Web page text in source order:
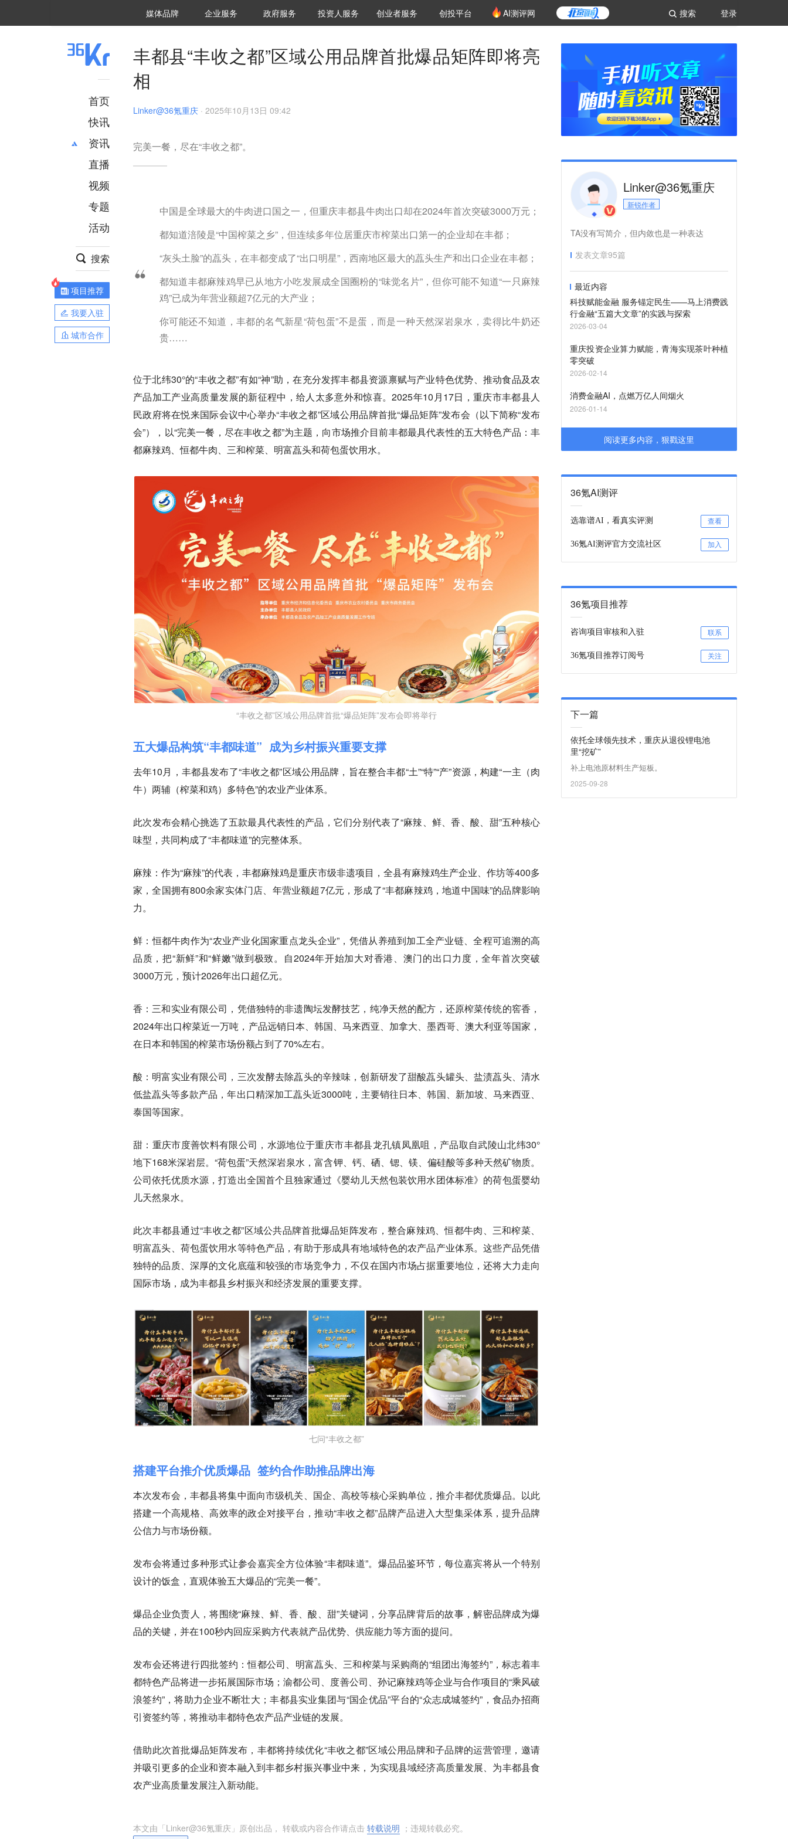
登录
搜索
媒体品牌 36Kr研究院
企业服务 城市之窗
政府服务 VClub投资机构库
投资机构职位推介
投资人服务 创投氪堂
创业者服务 创投平台 AI测评网
首页
快讯
资讯
推荐
财经
项目推荐
安徽
直播
视频
专题
活动
搜索
项目推荐
我要入驻
城市合作
丰都县“丰收之都”区域公用品牌首批爆品矩阵即将亮
相
Linker@36氪重庆 · 2025年10月13日 09:42
完美一餐，尽在“丰收之都”。
中国是全球最大的牛肉进口国之一，但重庆丰都县牛肉出口却在2024年首次突破3000万元；
都知道涪陵是“中国榨菜之乡”，但连续多年位居重庆市榨菜出口第一的企业却在丰都；
“灰头土脸”的藠头，在丰都变成了“出口明星”，西南地区最大的藠头生产和出口企业在丰都；
都知道丰都麻辣鸡早已从地方小吃发展成全国圈粉的“味觉名片”，但你可能不知道“一只麻辣
鸡”已成为年营业额超7亿元的大产业；
你可能还不知道，丰都的名气新星“荷包蛋”不是蛋，而是一种天然深岩泉水，卖得比牛奶还
贵……
位于北纬30°的“丰收之都”有如“神”助，在充分发挥丰都县资源禀赋与产业特色优势、推动食品及农
产品加工产业高质量发展的新征程中，给人太多意外和惊喜。2025年10月17日，重庆市丰都县人
民政府将在悦来国际会议中心举办“丰收之都”区域公用品牌首批“爆品矩阵”发布会（以下简称“发布
会”），以“完美一餐，尽在丰收之都”为主题，向市场推介目前丰都最具代表性的五大特色产品：丰
都麻辣鸡、恒都牛肉、三和榨菜、明富藠头和荷包蛋饮用水。
“丰收之都”区域公用品牌首批“爆品矩阵”发布会即将举行
五大爆品构筑“丰都味道” 成为乡村振兴重要支撑
去年10月，丰都县发布了“丰收之都”区域公用品牌，旨在整合丰都“土”“特”“产”资源，构建“一主（肉
牛）两辅（榨菜和鸡）多特色”的农业产业体系。
此次发布会精心挑选了五款最具代表性的产品，它们分别代表了“麻辣、鲜、香、酸、甜”五种核心
味型，共同构成了“丰都味道”的完整体系。​
麻辣：作为“麻辣”的代表，丰都麻辣鸡是重庆市级非遗项目，全县有麻辣鸡生产企业、作坊等400多
家，全国拥有800余家实体门店、年营业额超7亿元，形成了“丰都麻辣鸡，地道中国味”的品牌影响
力。​
鲜：恒都牛肉作为“农业产业化国家重点龙头企业”，凭借从养殖到加工全产业链、全程可追溯的高
品质，把“新鲜”和“鲜嫩”做到极致。自2024年开始加大对香港、澳门的出口力度，全年首次突破
3000万元，预计2026年出口超亿元。
香：三和实业有限公司，凭借独特的非遗陶坛发酵技艺，纯净天然的配方，还原榨菜传统的窖香 ，
2024年出口榨菜近一万吨，产品远销日本、韩国、马来西亚、加拿大、墨西哥、澳大利亚等国家，
在日本和韩国的榨菜市场份额占到了70%左右。
酸： 明富实业有限公司，三次发酵去除藠头的辛辣味，创新研发了甜酸藠头罐头、盐渍藠头、清水
低盐藠头等多款产品，年出口精深加工藠头近3000吨，主要销往日本、韩国、新加坡、马来西亚、
泰国等国家。
甜： 重庆市度善饮料有限公司，水源地位于重庆市丰都县龙孔镇凤凰咀，产品取自武陵山北纬30°
地下168米深岩层。“荷包蛋”天然深岩泉水，富含钾、钙、硒、锶、镁、偏硅酸等多种天然矿物质。
公司依托优质水源，打造出全国首个且独家通过《婴幼儿天然包装饮用水团体标准》的荷包蛋婴幼
儿天然泉水。
此次丰都县通过“丰收之都”区域公共品牌首批爆品矩阵发布，整合麻辣鸡、恒都牛肉、三和榨菜、
明富藠头、荷包蛋饮用水等特色产品，有助于形成具有地域特色的农产品产业体系。这些产品凭借
独特的品质、深厚的文化底蕴和较强的市场竞争力，不仅在国内市场占据重要地位，还将大力走向
国际市场，成为丰都县乡村振兴和经济发展的重要支撑。
七问“丰收之都”
搭建平台推介优质爆品 签约合作助推品牌出海
本次发布会，丰都县将集中面向市级机关、国企、高校等核心采购单位，推介丰都优质爆品。以此
搭建一个高规格、高效率的政企对接平台，推动“丰收之都”品牌产品进入大型集采体系，提升品牌
公信力与市场份额。
发布会将通过多种形式让参会嘉宾全方位体验“丰都味道”。爆品品鉴环节，每位嘉宾将从一个特别
设计的饭盒，直观体验五大爆品的“完美一餐”。
爆品企业负责人，将围绕“麻辣、鲜、香、酸、甜”关键词，分享品牌背后的故事，解密品牌成为爆
品的关键，并在100秒内回应采购方代表就产品优势、供应能力等方面的提问。
发布会还将进行四批签约：恒都公司、明富藠头、三和榨菜与采购商的“组团出海签约”，标志着丰
都特色产品将进一步拓展国际市场；渝都公司、度善公司、孙记麻辣鸡等企业与合作项目的“乘风破
浪签约”，将助力企业不断壮大；丰都县实业集团与“国企优品”平台的“众志成城签约”，食品办招商
引资签约等，将推动丰都特色农产品产业链的发展。
借助此次首批爆品矩阵发布，丰都将持续优化“丰收之都”区域公用品牌和子品牌的运营管理，邀请
并吸引更多的企业和资本融入到丰都乡村振兴事业中来，为实现县域经济高质量发展、为丰都县食
农产业高质量发展注入新动能。
本文由「Linker@36氪重庆 」原创出品， 转载或内容合作请点击 转载说明 ；违规转载必究。
Linker@36氪重庆
新锐作者
TA没有写简介，但内敛也是一种表达
发表文章95篇
最近内容
科技赋能金融 服务锚定民生——马上消费践
行金融“五篇大文章”的实践与探索
2026-03-04
重庆投资企业算力赋能，青海实现茶叶种植
零突破
2026-02-14
消费金融AI，点燃万亿人间烟火
2026-01-14
阅读更多内容，狠戳这里
36氪AI测评
选靠谱AI，看真实评测 查看
36氪AI测评官方交流社区 加入
36氪项目推荐
咨询项目审核和入驻 联系
36氪项目推荐订阅号 关注
下一篇
依托全球领先技术，重庆从退役锂电池
里“挖矿”
补上电池原材料生产短板。
2025-09-28